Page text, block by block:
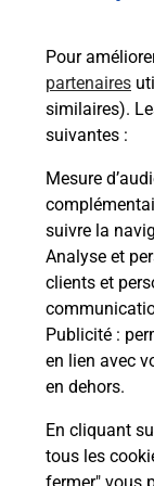
Pour
partenaires
similaires).
suivantes :
Mesure
suivre la
Analyse et
clients et
Publicité :
en lien avec
en dehors.
En cliquant
tous les
Comment
Comment
à votre
Puis-je
avec La
conditions ?